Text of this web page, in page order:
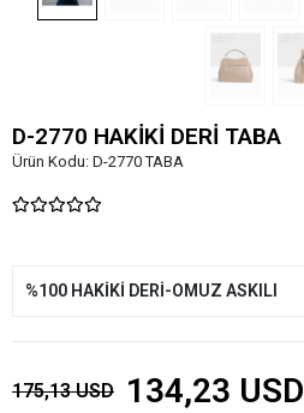
D-2770 HAKİKİ DERİ TABA
Ürün Kodu: D-2770 TABA
%100 HAKİKİ DERİ-OMUZ ASKILI
175,13 USD 134,23 USD